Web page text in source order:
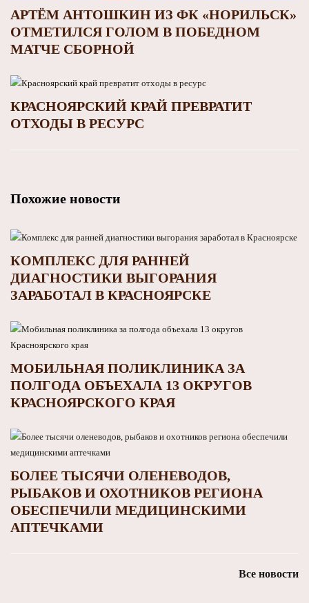
АРТЁМ АНТОШКИН ИЗ ФК «НОРИЛЬСК»
ОТМЕТИЛСЯ ГОЛОМ В ПОБЕДНОМ
МАТЧЕ СБОРНОЙ
КРАСНОЯРСКИЙ КРАЙ ПРЕВРАТИТ
ОТХОДЫ В РЕСУРС
Похожие новости
КОМПЛЕКС ДЛЯ РАННЕЙ
ДИАГНОСТИКИ ВЫГОРАНИЯ
ЗАРАБОТАЛ В КРАСНОЯРСКЕ
МОБИЛЬНАЯ ПОЛИКЛИНИКА ЗА
ПОЛГОДА ОБЪЕХАЛА 13 ОКРУГОВ
КРАСНОЯРСКОГО КРАЯ
БОЛЕЕ ТЫСЯЧИ ОЛЕНЕВОДОВ,
РЫБАКОВ И ОХОТНИКОВ РЕГИОНА
ОБЕСПЕЧИЛИ МЕДИЦИНСКИМИ
АПТЕЧКАМИ
Все новости